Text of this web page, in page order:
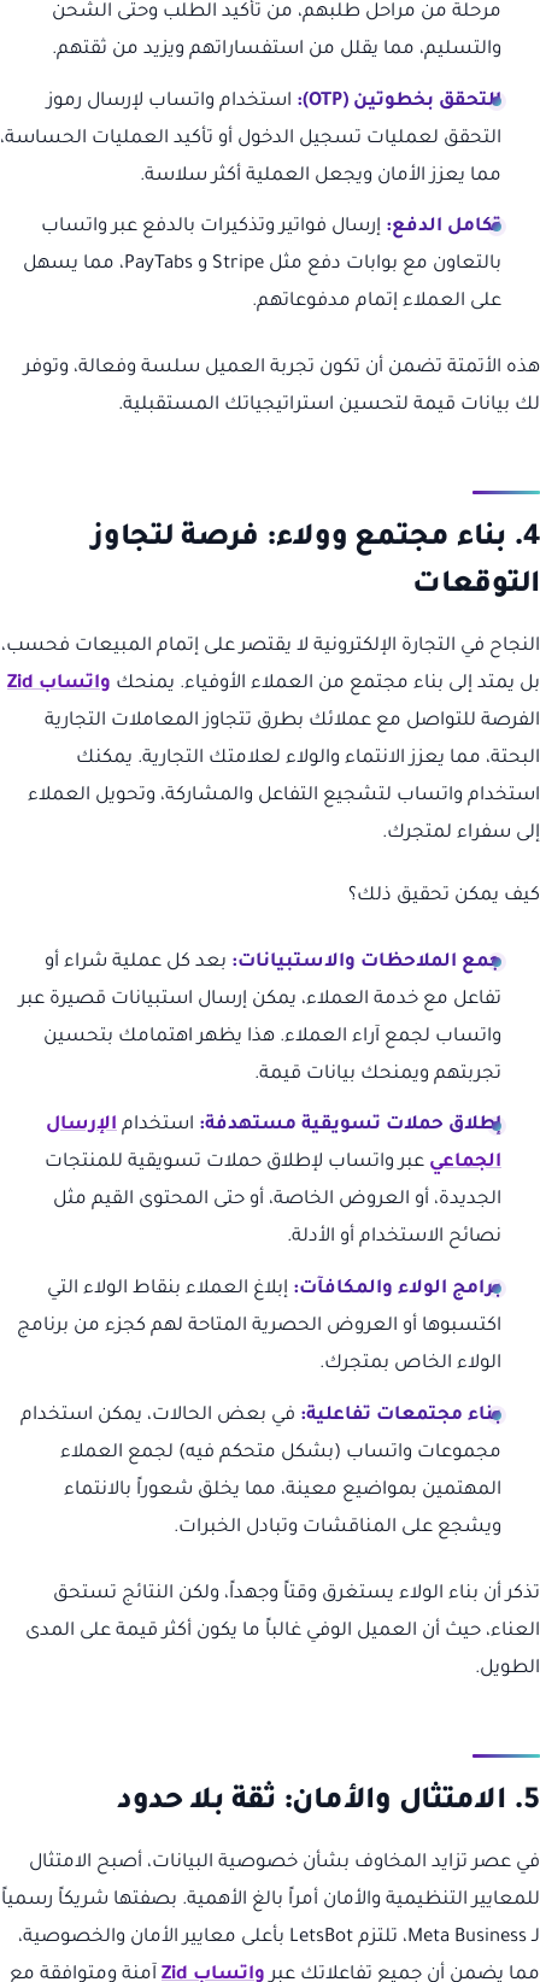
مرحلة من مراحل طلبهم، من تأكيد الطلب وحتى الشحن
والتسليم، مما يقلل من استفساراتهم ويزيد من ثقتهم.
التحقق بخطوتين (OTP):
استخدام واتساب لإرسال رموز
التحقق لعمليات تسجيل الدخول أو تأكيد العمليات الحساسة،
مما يعزز الأمان ويجعل العملية أكثر سلاسة.
تكامل الدفع: إرسال فواتير وتذكيرات بالدفع عبر واتساب
بالتعاون مع بوابات دفع مثل Stripe و PayTabs، مما يسهل
على العملاء إتمام مدفوعاتهم.
هذه الأتمتة تضمن أن تكون تجربة العميل سلسة وفعالة، وتوفر
لك بيانات قيمة لتحسين استراتيجياتك المستقبلية.
4. بناء مجتمع وولاء: فرصة لتجاوز
التوقعات
النجاح في التجارة الإلكترونية لا يقتصر على إتمام المبيعات فحسب،
بل يمتد إلى بناء مجتمع من العملاء الأوفياء. يمنحك واتساب Zid
الفرصة للتواصل مع عملائك بطرق تتجاوز المعاملات التجارية
البحتة، مما يعزز الانتماء والولاء لعلامتك التجارية. يمكنك
استخدام واتساب لتشجيع التفاعل والمشاركة، وتحويل العملاء
إلى سفراء لمتجرك.
كيف يمكن تحقيق ذلك؟
جمع الملاحظات والاستبيانات: بعد كل عملية شراء أو
تفاعل مع خدمة العملاء، يمكن إرسال استبيانات قصيرة عبر
واتساب لجمع آراء العملاء. هذا يظهر اهتمامك بتحسين
تجربتهم ويمنحك بيانات قيمة.
إطلاق حملات تسويقية مستهدفة: استخدام الإرسال
الجماعي عبر واتساب لإطلاق حملات تسويقية للمنتجات
الجديدة، أو العروض الخاصة، أو حتى المحتوى القيم مثل
نصائح الاستخدام أو الأدلة.
برامج الولاء والمكافآت: إبلاغ العملاء بنقاط الولاء التي
اكتسبوها أو العروض الحصرية المتاحة لهم كجزء من برنامج
الولاء الخاص بمتجرك.
بناء مجتمعات تفاعلية: في بعض الحالات، يمكن استخدام
مجموعات واتساب (بشكل متحكم فيه) لجمع العملاء
المهتمين بمواضيع معينة، مما يخلق شعوراً بالانتماء
ويشجع على المناقشات وتبادل الخبرات.
تذكر أن بناء الولاء يستغرق وقتاً وجهداً، ولكن النتائج تستحق
العناء، حيث أن العميل الوفي غالباً ما يكون أكثر قيمة على المدى
الطويل.
5. الامتثال والأمان: ثقة بلا حدود
في عصر تزايد المخاوف بشأن خصوصية البيانات، أصبح الامتثال
للمعايير التنظيمية والأمان أمراً بالغ الأهمية. بصفتها شريكاً رسمياً
لـ Meta Business، تلتزم LetsBot بأعلى معايير الأمان والخصوصية،
مما يضمن أن جميع تفاعلاتك عبر واتساب Zid
آمنة ومتوافقة مع